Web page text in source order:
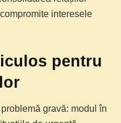
interesele
pentru
gravă: modul în